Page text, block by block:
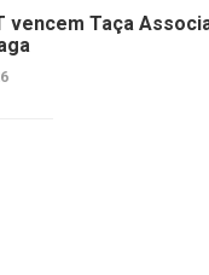
vencem Taça